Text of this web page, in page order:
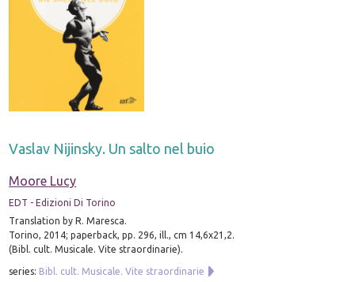
Vaslav Nijinsky. Un salto nel buio
Moore Lucy
EDT - Edizioni Di Torino
Translation by R. Maresca.
Torino, 2014; paperback, pp. 296, ill., cm 14,6x21,2.
(Bibl. cult. Musicale. Vite straordinarie).
series: Bibl. cult. Musicale. Vite straordinarie